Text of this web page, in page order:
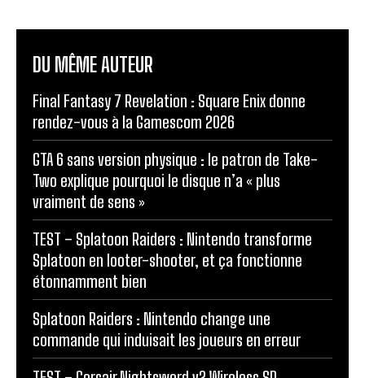
DU MÊME AUTEUR
Final Fantasy 7 Revelation : Square Enix donne
rendez-vous à la Gamescom 2026
GTA 6 sans version physique : le patron de Take-
Two explique pourquoi le disque n’a « plus
vraiment de sens »
TEST – Splatoon Raiders : Nintendo transforme
Splatoon en looter-shooter, et ça fonctionne
étonnamment bien
Splatoon Raiders : Nintendo change une
commande qui induisait les joueurs en erreur